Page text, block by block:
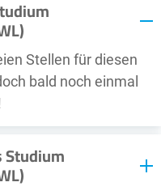
Stellen für diesen
bald noch einmal